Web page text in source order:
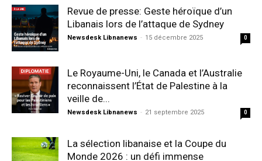
Revue de presse: Geste héroïque d’un
Libanais lors de l’attaque de Sydney
Newsdesk Libnanews - 15 décembre 2025 0
Le Royaume-Uni, le Canada et l’Australie
reconnaissent l’État de Palestine à la
veille de...
Newsdesk Libnanews - 21 septembre 2025 0
La sélection libanaise et la Coupe du
Monde 2026 : un défi immense